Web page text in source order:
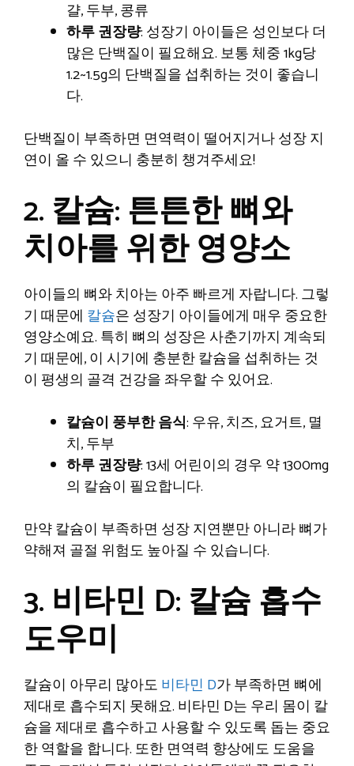
걀, 두부, 콩류
하루 권장량: 성장기 아이들은 성인보다 더
많은 단백질이 필요해요. 보통 체중 1kg당
1.2~1.5g의 단백질을 섭취하는 것이 좋습니
다.
단백질이 부족하면 면역력이 떨어지거나 성장 지
연이 올 수 있으니 충분히 챙겨주세요!
2. 칼슘: 튼튼한 뼈와
치아를 위한 영양소
아이들의 뼈와 치아는 아주 빠르게 자랍니다. 그렇
기 때문에 칼슘은 성장기 아이들에게 매우 중요한
영양소예요. 특히 뼈의 성장은 사춘기까지 계속되
기 때문에, 이 시기에 충분한 칼슘을 섭취하는 것
이 평생의 골격 건강을 좌우할 수 있어요.
칼슘이 풍부한 음식: 우유, 치즈, 요거트, 멸
치, 두부
하루 권장량: 13세 어린이의 경우 약 1300mg
의 칼슘이 필요합니다.
만약 칼슘이 부족하면 성장 지연뿐만 아니라 뼈가
약해져 골절 위험도 높아질 수 있습니다.
3. 비타민 D: 칼슘 흡수
도우미
칼슘이 아무리 많아도 비타민 D가 부족하면 뼈에
제대로 흡수되지 못해요. 비타민 D는 우리 몸이 칼
슘을 제대로 흡수하고 사용할 수 있도록 돕는 중요
한 역할을 합니다. 또한 면역력 향상에도 도움을